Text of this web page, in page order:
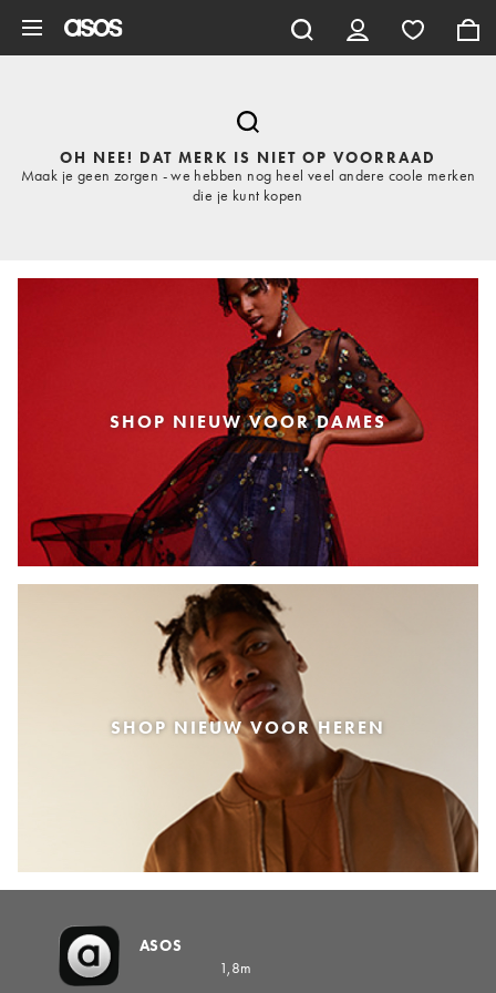
OH NEE! DAT MERK IS NIET OP VOORRAAD
Maak je geen zorgen - we hebben nog heel veel andere coole merken
die je kunt kopen
SHOP NIEUW VOOR DAMES
SHOP NIEUW VOOR HEREN
ASOS
1,8m